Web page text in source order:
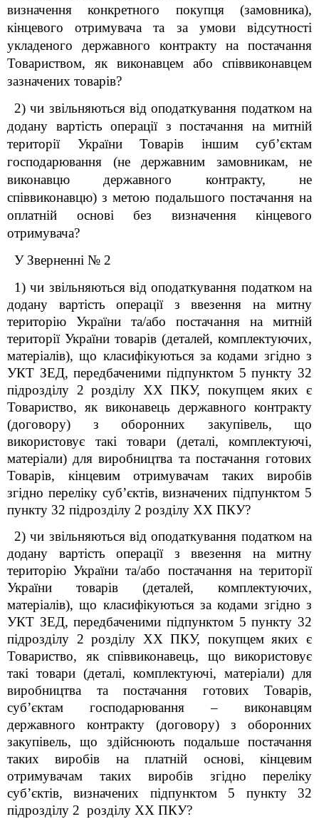
визначення конкретного покупця (замовника),
кінцевого отримувача та за умови відсутності
укладеного державного контракту на постачання
Товариством, як виконавцем або співвиконавцем
зазначених товарів?
2) чи звільняються від оподаткування податком на
додану вартість операції з постачання на митній
території України Товарів іншим суб’єктам
господарювання (не державним замовникам, не
виконавцю державного контракту, не
співвиконавцю) з метою подальшого постачання на
оплатній основі без визначення кінцевого
отримувача?
У Зверненні № 2
1) чи звільняються від оподаткування податком на
додану вартість операції з ввезення на митну
територію України та/або постачання на митній
території України товарів (деталей, комплектуючих,
матеріалів), що класифікуються за кодами згідно з
УКТ ЗЕД, передбаченими підпунктом 5 пункту 32
підрозділу 2 розділу ХХ ПКУ, покупцем яких є
Товариство, як виконавець державного контракту
(договору) з оборонних закупівель, що
використовує такі товари (деталі, комплектуючі,
матеріали) для виробництва та постачання готових
Товарів, кінцевим отримувачам таких виробів
згідно переліку суб’єктів, визначених підпунктом 5
пункту 32 підрозділу 2 розділу ХХ ПКУ?
2) чи звільняються від оподаткування податком на
додану вартість операції з ввезення на митну
територію України та/або постачання на території
України товарів (деталей, комплектуючих,
матеріалів), що класифікуються за кодами згідно з
УКТ ЗЕД, передбаченими підпунктом 5 пункту 32
підрозділу 2 розділу ХХ ПКУ, покупцем яких є
Товариство, як співвиконавець, що використовує
такі товари (деталі, комплектуючі, матеріали) для
виробництва та постачання готових Товарів,
суб’єктам господарювання – виконавцям
державного контракту (договору) з оборонних
закупівель, що здійснюють подальше постачання
таких виробів на платній основі, кінцевим
отримувачам таких виробів згідно переліку
суб’єктів, визначених підпунктом 5 пункту 32
підрозділу 2 розділу ХХ ПКУ?